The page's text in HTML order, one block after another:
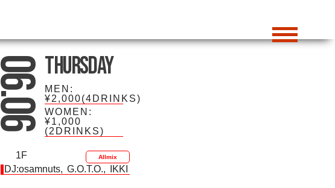
06.06 Thursday
MEN:
¥2,000(4DRINKS)
WOMEN:
¥1,000
(2DRINKS)
1F Allmix
DJ:osamnuts G.O.T.O. IKKI